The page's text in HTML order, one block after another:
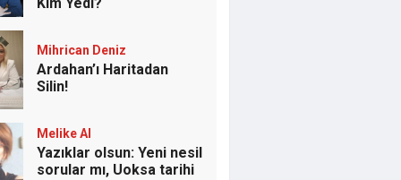
Mihrican Deniz
Ardahan’ı Haritadan
Silin!
Melike Al
Yazıklar olsun: Yeni nesil
sorular mı, Uoksa tarihi